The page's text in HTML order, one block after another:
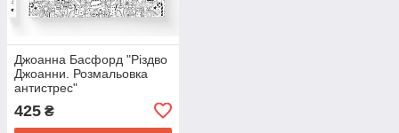
Джоанна Басфорд "Різдво
Джоанни. Розмальовка
антистрес"
425 ₴